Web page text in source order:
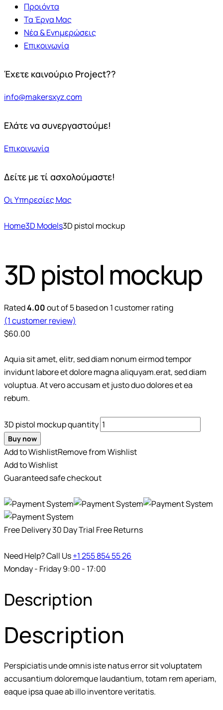
Προιόντα
Τα Έργα Μας
Νέα & Ενημερώσεις
Επικοινωνία
Έχετε καινούριο Project??
info@makersxyz.com
Ελάτε να συνεργαστούμε!
Επικοινωνία
Δείτε με τί ασχολούμαστε!
Οι Υπηρεσίες Μας
Home3D Models3D pistol mockup
3D pistol mockup
Rated4.00out of 5 based on 1customer rating
(1customer review)
$60.00
Aquia sit amet, elitr, sed diam nonum eirmod tempor
invidunt labore et dolore magna aliquyam.erat, sed diam
voluptua. At vero accusam et justo duo dolores et ea
rebum.
3D pistol mockup quantity
Buy now
Add to WishlistRemove from Wishlist
Add to Wishlist
Guaranteed safe checkout
Free Delivery30 Day Trial Free Returns
Need Help? Call Us+1 255 854 55 26
Monday - Friday 9:00 - 17:00
Description
Description
Perspiciatis unde omnis iste natus error sit voluptatem
accusantium doloremque laudantium, totam rem aperiam,
eaque ipsa quae ab illo inventore veritatis.